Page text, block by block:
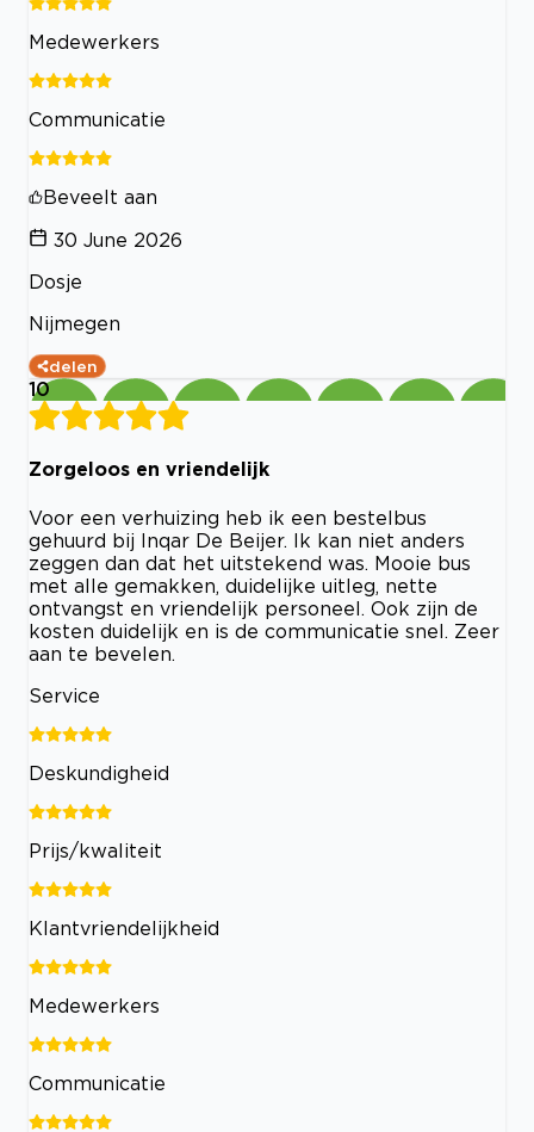
Medewerkers
Communicatie
Beveelt aan
30 June 2026
Dosje
Nijmegen
delen
10
Zorgeloos en vriendelijk
Voor een verhuizing heb ik een bestelbus
gehuurd bij Inqar De Beijer. Ik kan niet anders
zeggen dan dat het uitstekend was. Mooie bus
met alle gemakken, duidelijke uitleg, nette
ontvangst en vriendelijk personeel. Ook zijn de
kosten duidelijk en is de communicatie snel. Zeer
aan te bevelen.
Service
Deskundigheid
Prijs/kwaliteit
Klantvriendelijkheid
Medewerkers
Communicatie